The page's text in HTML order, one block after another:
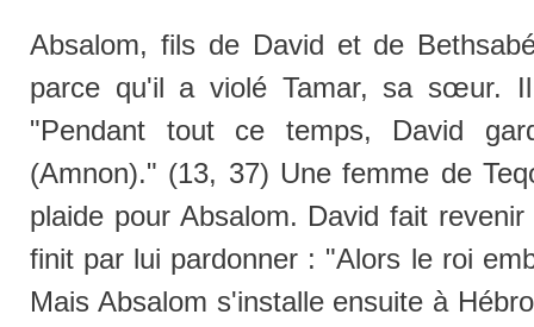
Absalom, fils de David et de
parce qu'il a violé Tamar, sa sœur.
"Pendant tout ce temps, David
(Amnon)." (13, 37) Une femme de
plaide pour Absalom. David fait
finit par lui pardonner : "Alors le roi
Mais Absalom s'installe ensuite à